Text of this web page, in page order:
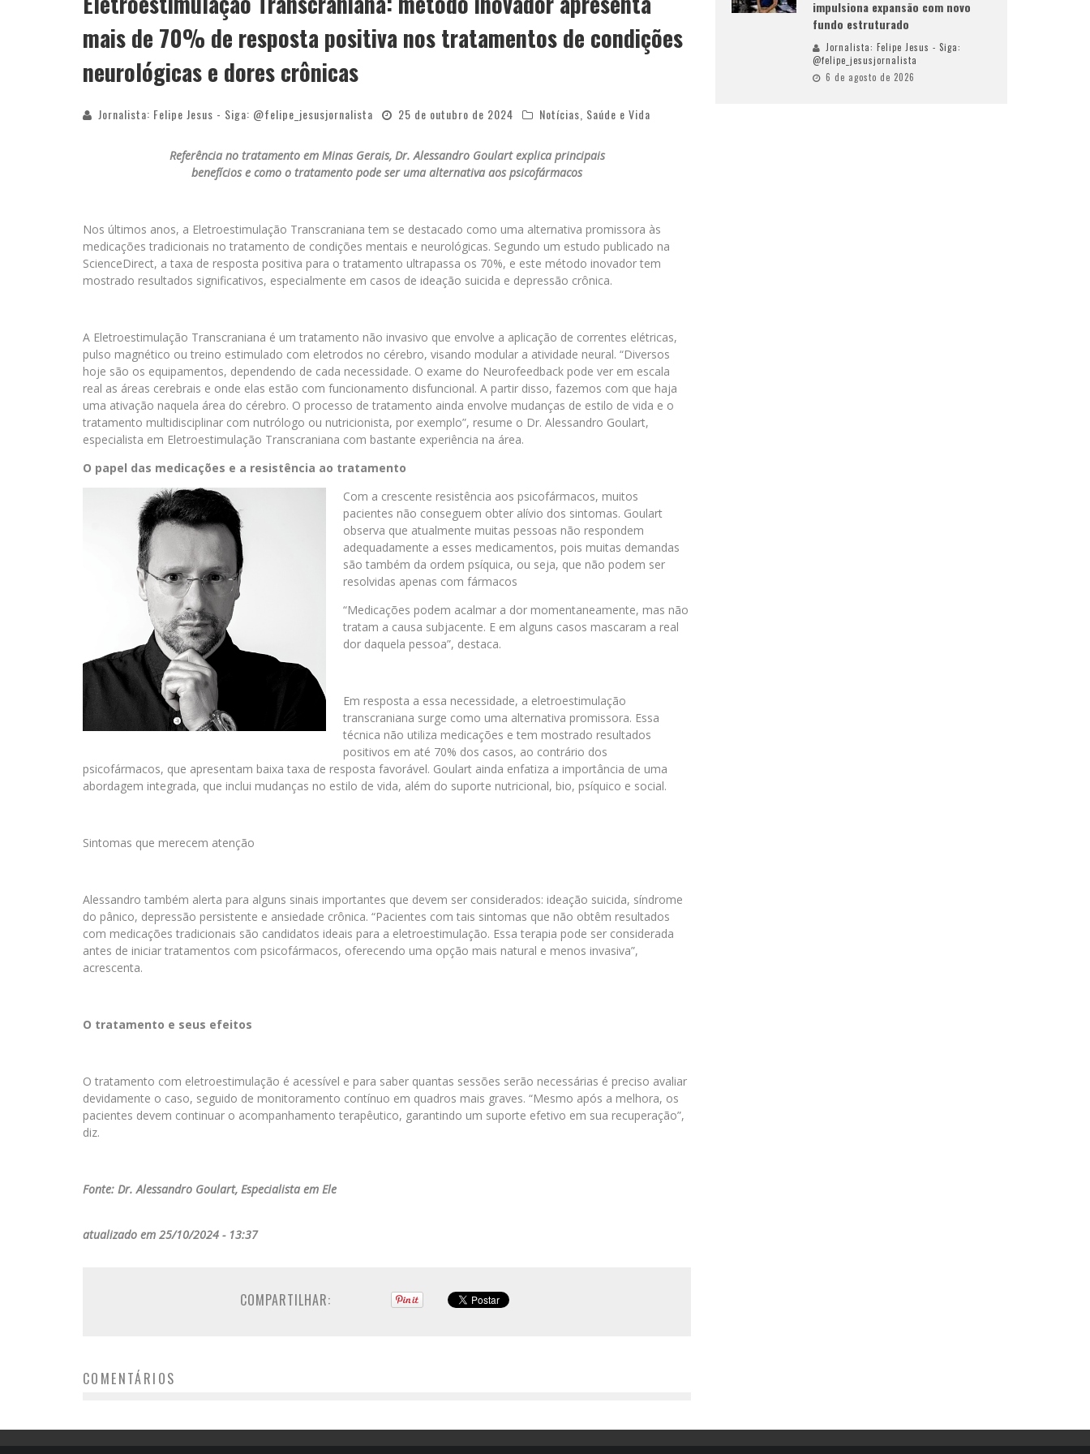
mais de 70% de resposta positiva nos tratamentos de condições
neurológicas e dores crônicas
Jornalista: Felipe Jesus - Siga: @felipe_jesusjornalista 25 de outubro de 2024 Notícias Saúde e Vida
Referência no tratamento em Minas Gerais, Dr. Alessandro Goulart explica principais
benefícios e como o tratamento pode ser uma alternativa aos psicofármacos
Nos últimos anos, a Eletroestimulação Transcraniana tem se destacado como uma alternativa promissora às
medicações tradicionais no tratamento de condições mentais e neurológicas. Segundo um estudo publicado na
ScienceDirect, a taxa de resposta positiva para o tratamento ultrapassa os 70%, e este método inovador tem
mostrado resultados significativos, especialmente em casos de ideação suicida e depressão crônica.
A Eletroestimulação Transcraniana é um tratamento não invasivo que envolve a aplicação de correntes elétricas,
pulso magnético ou treino estimulado com eletrodos no cérebro, visando modular a atividade neural. “Diversos
hoje são os equipamentos, dependendo de cada necessidade. O exame do Neurofeedback pode ver em escala
real as áreas cerebrais e onde elas estão com funcionamento disfuncional. A partir disso, fazemos com que haja
uma ativação naquela área do cérebro. O processo de tratamento ainda envolve mudanças de estilo de vida e o
tratamento multidisciplinar com nutrólogo ou nutricionista, por exemplo”, resume o Dr. Alessandro Goulart,
especialista em Eletroestimulação Transcraniana com bastante experiência na área.
O papel das medicações e a resistência ao tratamento
Com a crescente resistência aos psicofármacos, muitos
pacientes não conseguem obter alívio dos sintomas. Goulart
observa que atualmente muitas pessoas não respondem
adequadamente a esses medicamentos, pois muitas demandas
são também da ordem psíquica, ou seja, que não podem ser
resolvidas apenas com fármacos
“Medicações podem acalmar a dor momentaneamente, mas não
tratam a causa subjacente. E em alguns casos mascaram a real
dor daquela pessoa”, destaca.
Em resposta a essa necessidade, a eletroestimulação
transcraniana surge como uma alternativa promissora. Essa
técnica não utiliza medicações e tem mostrado resultados
positivos em até 70% dos casos, ao contrário dos
psicofármacos, que apresentam baixa taxa de resposta favorável. Goulart ainda enfatiza a importância de uma
abordagem integrada, que inclui mudanças no estilo de vida, além do suporte nutricional, bio, psíquico e social.
Sintomas que merecem atenção
Alessandro também alerta para alguns sinais importantes que devem ser considerados: ideação suicida, síndrome
do pânico, depressão persistente e ansiedade crônica. “Pacientes com tais sintomas que não obtêm resultados
com medicações tradicionais são candidatos ideais para a eletroestimulação. Essa terapia pode ser considerada
antes de iniciar tratamentos com psicofármacos, oferecendo uma opção mais natural e menos invasiva”,
acrescenta.
O tratamento e seus efeitos
O tratamento com eletroestimulação é acessível e para saber quantas sessões serão necessárias é preciso avaliar
devidamente o caso, seguido de monitoramento contínuo em quadros mais graves. “Mesmo após a melhora, os
pacientes devem continuar o acompanhamento terapêutico, garantindo um suporte efetivo em sua recuperação”,
diz.
Fonte: Dr. Alessandro Goulart, Especialista em Ele
atualizado em 25/10/2024 - 13:37
COMPARTILHAR:
COMENTÁRIOS
impulsiona expansão com novo
fundo estruturado
Jornalista: Felipe Jesus - Siga:
@felipe_jesusjornalista
6 de agosto de 2026